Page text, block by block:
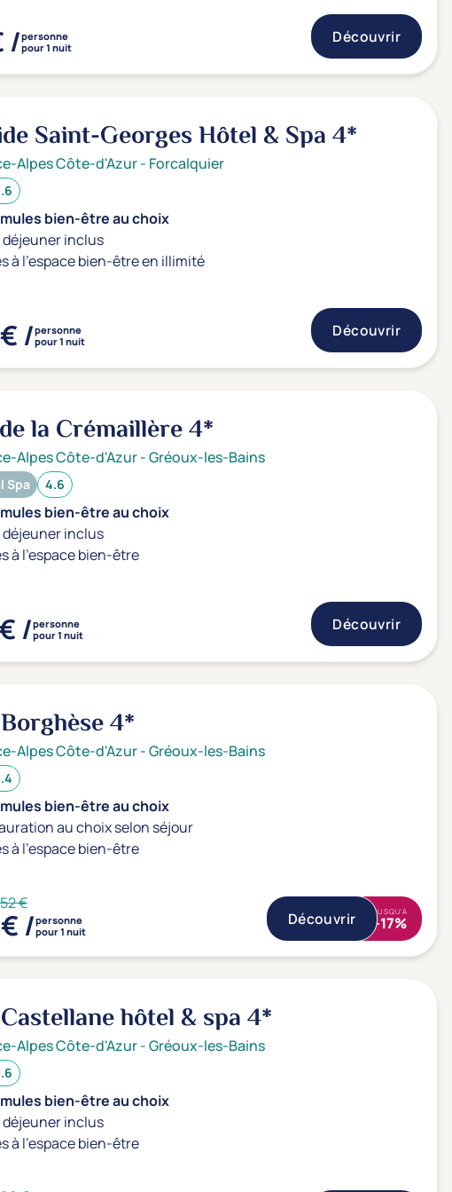
/personne
pour 1 nuit
Découvrir
Saint-Georges Hôtel & Spa4*
Alpes Côte-d'Azur- Forcalquier
bien-être au choix
inclus
à l'espace bien-être en illimité
/personne
pour 1 nuit
Découvrir
la Crémaillère4*
Alpes Côte-d'Azur-Gréoux-les-Bains
Spa 4.6
bien-être au choix
inclus
à l'espace bien-être
/personne
pour 1 nuit
Découvrir
4*
Alpes Côte-d'Azur-Gréoux-les-Bains
bien-être au choix
au choix selon séjour
à l'espace bien-être
€
/personne
pour 1 nuit
Découvrir JUSQU'À
-17%
hôtel & spa4*
Alpes Côte-d'Azur-Gréoux-les-Bains
bien-être au choix
inclus
à l'espace bien-être